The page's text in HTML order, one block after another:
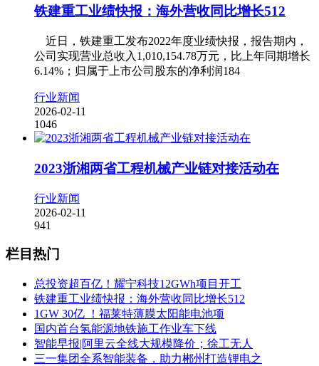
铁建重工业绩快报：海外营收同比增长512
近日，铁建重工发布2022年度业绩快报，报告期内，
公司实现营业总收入1,010,154.78万元，比上年同期增长
6.14%；归属于上市公司股东的净利润184
行业新闻
2026-02-11
1046
2023浙湘两省工程机械产业链对接活动在
行业新闻
2026-02-11
941
栏目热门
总投资超百亿！耀宁科技12GWh项目开工
铁建重工业绩快报：海外营收同比增长512
1GW 30亿 ！福莱特薄膜太阳能电池项
国内首台氢能源地铁施工作业车下线
智能早报|阿里云全线大规模降价；徐工无人
三一集团全系智能装备，助力郴州打造锂电之